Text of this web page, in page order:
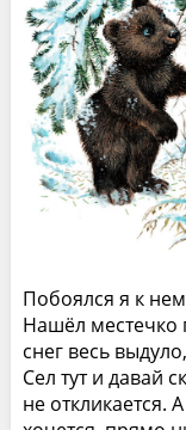
Побоялся я к
Нашёл местечко
снег весь
Сел тут и давай
не откликается.